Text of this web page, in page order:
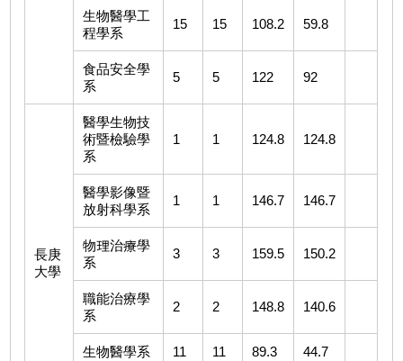
生物醫學工
程學系
15 15 108.2 59.8
食品安全學
系
5 5 122 92
長庚
大學
醫學生物技
術暨檢驗學
系
1 1 124.8 124.8
醫學影像暨
放射科學系
1 1 146.7 146.7
物理治療學
系
3 3 159.5 150.2
職能治療學
系
2 2 148.8 140.6
生物醫學系 11 11 89.3 44.7